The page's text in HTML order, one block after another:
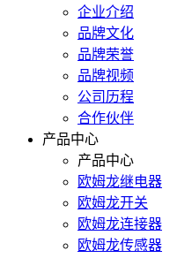
企业介绍
品牌文化
品牌荣誉
品牌视频
公司历程
合作伙伴
产品中心
产品中心
欧姆龙继电器
欧姆龙开关
欧姆龙连接器
欧姆龙传感器